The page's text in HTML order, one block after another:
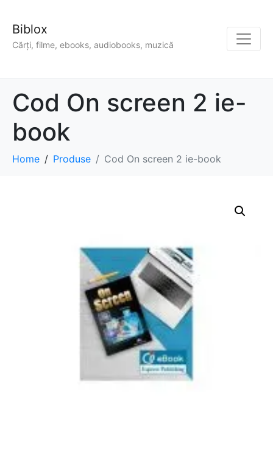
Biblox
Cărți, filme, ebooks, audiobooks, muzică
Cod On screen 2 ie-
book
Home Produse Cod On screen 2 ie-book